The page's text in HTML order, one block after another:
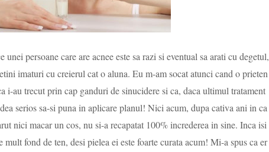
persoane care are acnee este sa razi si eventual sa arati cu degetul,
imaturi cu creierul cat o aluna. Eu m-am socat atunci cand o prieten
i-au trecut prin cap ganduri de sinucidere si ca, daca ultimul tratament
serios sa-si puna in aplicare planul! Nici acum, dupa cativa ani in ca
nici macar un cos, nu si-a recapatat 100% increderea in sine. Inca isi
fond de ten, desi pielea ei este foarte curata acum! Mi-a spus ca er